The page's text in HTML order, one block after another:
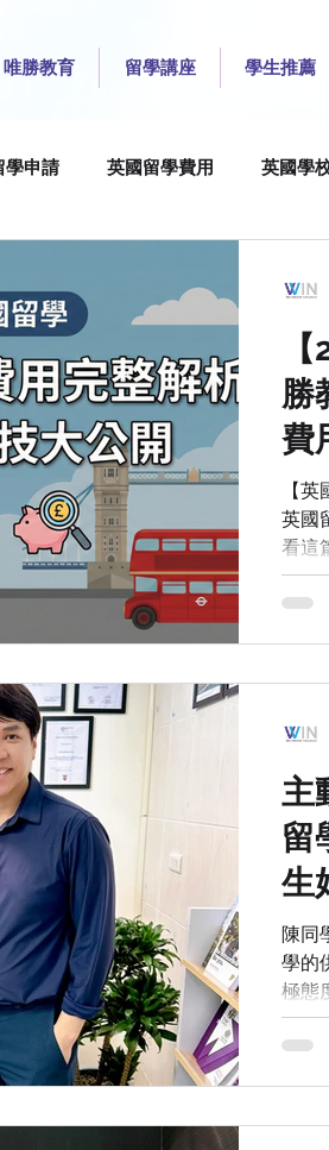
唯勝教育 留學講座 學生推薦
學申請 英國留學費用 英國學
College London
of Edinburgh University of
of Reading University
of Westminster University of
美國留學
勝
費
【
英國
看這
想，
今天
主
留
生
陳同
學的
極態
到文
作為